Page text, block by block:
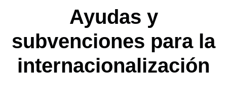
Ayudas y
subvenciones para la
internacionalización